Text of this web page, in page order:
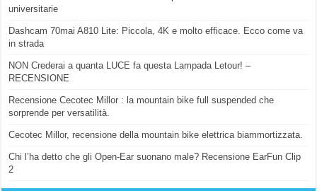
universitarie
Dashcam 70mai A810 Lite: Piccola, 4K e molto efficace. Ecco come va
in strada
NON Crederai a quanta LUCE fa questa Lampada Letour! –
RECENSIONE
Recensione Cecotec Millor : la mountain bike full suspended che
sorprende per versatilità.
Cecotec Millor, recensione della mountain bike elettrica biammortizzata.
Chi l’ha detto che gli Open-Ear suonano male? Recensione EarFun Clip
2